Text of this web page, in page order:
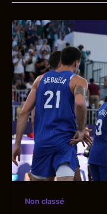
Non classé